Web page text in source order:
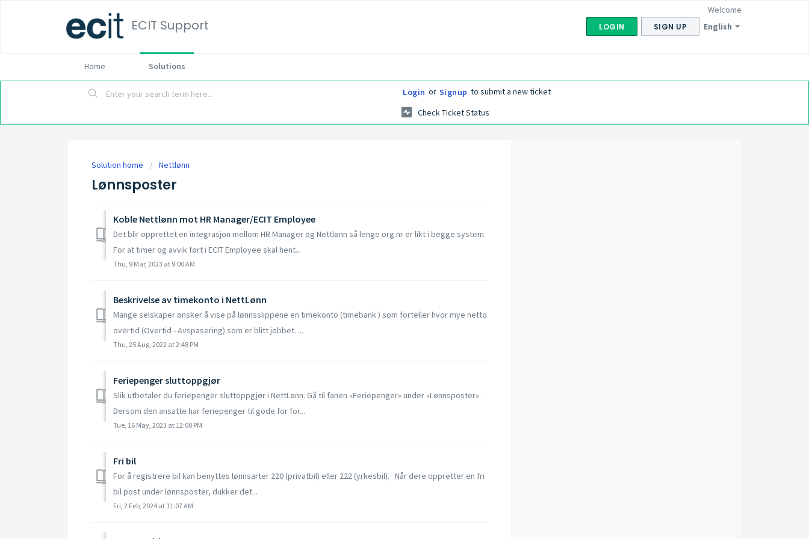
ECIT Support English
Welcome
LOGIN SIGN UP
Home Solutions
Login or Signup to submit a new ticket
Check Ticket Status
Solution home Nettlønn
Lønnsposter
Koble Nettlønn mot HR Manager/ECIT Employee
Det blir opprettet en integrasjon mellom HR Manager og Nettlønn så lenge org.nr er likt i begge system.
For at timer og avvik ført i ECIT Employee skal hent...
Thu, 9 Mar, 2023 at 9:00 AM
Beskrivelse av timekonto i NettLønn
Mange selskaper ønsker å vise på lønnsslippene en timekonto (timebank ) som forteller hvor mye netto
overtid (Overtid - Avspasering) som er blitt jobbet. ...
Thu, 25 Aug, 2022 at 2:48 PM
Feriepenger sluttoppgjør
Slik utbetaler du feriepenger sluttoppgjør i NettLønn. Gå til fanen «Feriepenger» under «Lønnsposter».
Dersom den ansatte har feriepenger til gode for for...
Tue, 16 May, 2023 at 12:00 PM
Fri bil
For å registrere bil kan benyttes lønnsarter 220 (privatbil) eller 222 (yrkesbil). Når dere oppretter en fri
bil post under lønnsposter, dukker det...
Fri, 2 Feb, 2024 at 11:07 AM